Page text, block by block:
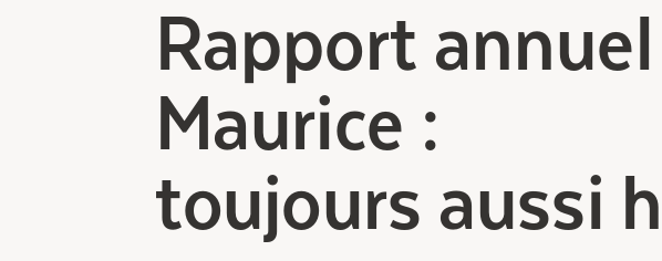
Rapport
Maurice :
toujours aussi